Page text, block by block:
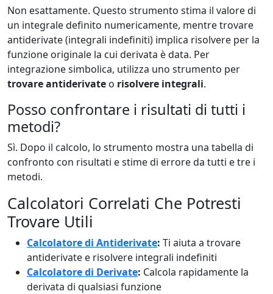
Non esattamente. Questo strumento stima il valore di
un integrale definito numericamente, mentre trovare
antiderivate (integrali indefiniti) implica risolvere per la
funzione originale la cui derivata è data. Per
integrazione simbolica, utilizza uno strumento per
trovare antiderivate o risolvere integrali.
Posso confrontare i risultati di tutti i
metodi?
Sì. Dopo il calcolo, lo strumento mostra una tabella di
confronto con risultati e stime di errore da tutti e tre i
metodi.
Calcolatori Correlati Che Potresti
Trovare Utili
Calcolatore di Antiderivate: Ti aiuta a trovare
antiderivate e risolvere integrali indefiniti
Calcolatore di Derivate: Calcola rapidamente la
derivata di qualsiasi funzione